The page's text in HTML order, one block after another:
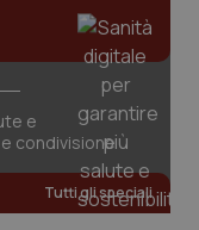
e
condivisione
Tutti gli speciali
2